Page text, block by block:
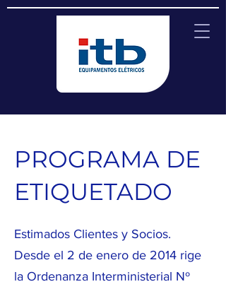
PROGRAMA DE
ETIQUETADO
Estimados Clientes y Socios.
Desde el 2 de enero de 2014 rige
la Ordenanza Interministerial Nº